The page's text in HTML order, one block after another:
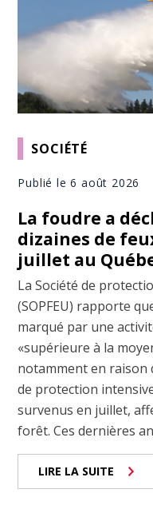
SOCIÉTÉ
Publié le 6 août 2026
La foudre a
dizaines de
juillet au
La Société de
(SOPFEU) rapporte
marqué par une
«supérieure à la
notamment en raison
de protection
survenus en juillet,
forêt. Ces dernières
LIRE LA SUITE